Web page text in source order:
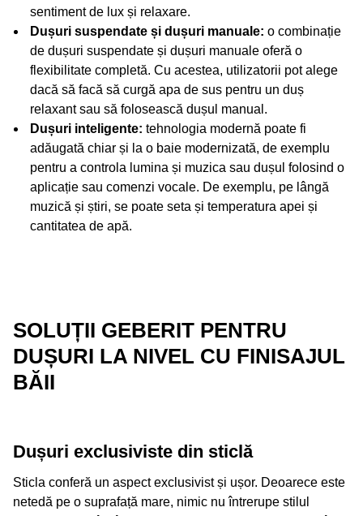
sentiment de lux și relaxare.
Dușuri suspendate și dușuri manuale: o combinație
de dușuri suspendate și dușuri manuale oferă o
flexibilitate completă. Cu acestea, utilizatorii pot alege
dacă să facă să curgă apa de sus pentru un duș
relaxant sau să folosească dușul manual.
Dușuri inteligente: tehnologia modernă poate fi
adăugată chiar și la o baie modernizată, de exemplu
pentru a controla lumina și muzica sau dușul folosind o
aplicație sau comenzi vocale. De exemplu, pe lângă
muzică și știri, se poate seta și temperatura apei și
cantitatea de apă.
SOLUȚII GEBERIT PENTRU
DUȘURI LA NIVEL CU FINISAJUL
BĂII
Dușuri exclusiviste din sticlă
Sticla conferă un aspect exclusivist și ușor. Deoarece este
netedă pe o suprafață mare, nimic nu întrerupe stilul